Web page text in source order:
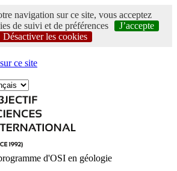
navigation sur ce site, vous acceptez
de suivi et de préférences
J’accepte
Désactiver les cookies
ce site
d'OSI en géologie